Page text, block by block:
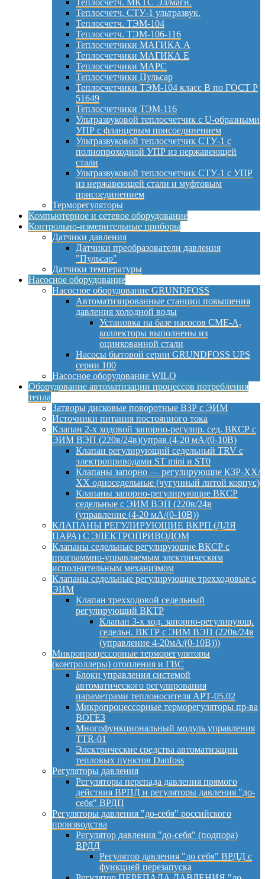
Теплосчетч. МКТС Эл/магн.
Теплосчетч. СТУ-1 ультразвук.
Теплосчетч. ТЭМ-104
Теплосчетч. ТЭМ-106-116
Теплосчетчики МАГИКА А
Теплосчетчики МАГИКА Е
Теплосчетчики МАРС
Теплосчетчики Пульсар
Теплосчетчики ТЭМ-104 класс B по ГОСТ Р
51649
Теплосчетчики ТЭМ-116
Ультразвуковой теплосчетчик с U-образными
УПР с фланцевым присоединением
Ультразвуковой теплосчетчик СТУ-1 с
полнопроходной УПР из нержавеющей
стали
Ультразвуковой теплосчетчик СТУ-1 с УПР
из нержавеющей стали и муфтовым
присоединением
Терморегуляторы
Компьютерное и сетевое оборудование
Контрольно-измерительные приборы
Датчики давления
Датчики преобразователи давления
"Пульсар"
Датчики температуры
Насосное оборудование
Насосное оборудование GRUNDFOSS
Автоматизированные станции повышения
давления холодной воды
Установка на базе насосов CME-A,
коллекторы выполнены из
оцинкованной стали
Насосы бытовой серии GRUNDFOSS UPS
серии 100
Насосное оборудование WILO
Оборудование автоматизации процессов потребления
тепла
Затворы дисковые поворотные ВЗР с ЭИМ
Источники питания постоянного тока
Клапан 2-х ходовой запорно-регулир. сед. ВКСР с
ЭИМ ВЭП (220в/24в)(управ.(4-20 мА/(0-10В)
Клапан регулирующий седельный TRV с
электроприводами ST mini и ST0
Клапаны запорно — регулирующие КЗР-ХХ/
ХХ односедельные (чугунный литой корпус)
Клапаны запорно-регулирующие ВКСР
седельные с ЭИМ ВЭП (220в/24в
(управление (4-20 мА/(0-10В))
КЛАПАНЫ РЕГУЛИРУЮЩИЕ ВКРП (ДЛЯ
ПАРА) С ЭЛЕКТРОПРИВОДОМ
Клапаны седельные регулирующие ВКСР с
программно-управляемым электрическим
исполнительным механизмом
Клапаны седельные регулирующие трехходовые с
ЭИМ
Клапан трехходовой седельный
регулирующий ВКТР
Клапан 3-х ход. запорно-регулирующ.
седельн. ВКТР с ЭИМ ВЭП (220в/24в
(управление 4-20мА/(0-10В)))
Микропроцессорные терморегуляторы
(контроллеры) отопления и ГВС
Блоки управления системой
автоматического регулирования
параметрами теплоносителя АРТ-05.02
Микропроцессорные терморегуляторы пр-ва
ВОГЕЗ
Многофункциональный модуль управления
TTR-01
Электрические средства автоматизации
тепловых пунктов Danfoss
Регуляторы давления
Регуляторы перепада давления прямого
действия ВРПД и регуляторы давления "до-
себя" ВРДП
Регуляторы давления "до-себя" российского
производства
Регулятор давления "до-себя" (подпора)
ВРДД
Регулятор давления "до себя" ВРДД с
функцией перезапуска